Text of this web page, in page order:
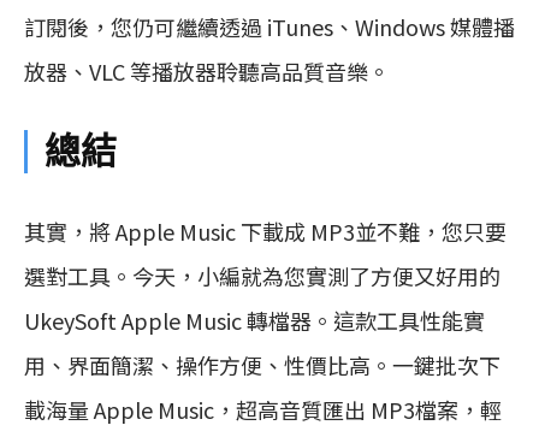
訂閱後，您仍可繼續透過 iTunes、Windows 媒體播
放器、VLC 等播放器聆聽高品質音樂。
總結
其實，將 Apple Music 下載成 MP3並不難，您只要
選對工具。今天，小編就為您實測了方便又好用的
UkeySoft Apple Music 轉檔器。這款工具性能實
用、界面簡潔、操作方便、性價比高。一鍵批次下
載海量 Apple Music，超高音質匯出 MP3檔案，輕